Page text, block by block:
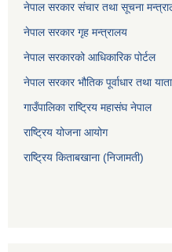
नेपाल सरकार संचार तथा सूचना
नेपाल सरकार गृह मन्त्रालय
नेपाल सरकारको आधिकारिक पोर्टल
नेपाल सरकार भौतिक पूर्वाधार तथा
गाउँपालिका राष्ट्रिय महासंघ नेपाल
राष्ट्रिय योजना आयोग
राष्ट्रिय किताबखाना (निजामती)